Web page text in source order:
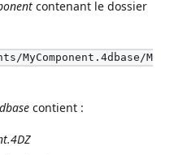
contenant le dossier
MyComponent.4dbase/M
contient :